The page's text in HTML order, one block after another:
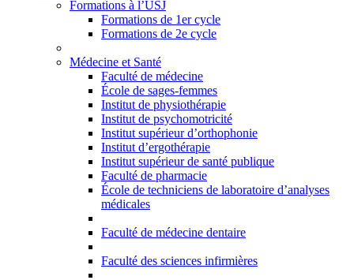
Formations à l’USJ
Formations de 1er cycle
Formations de 2e cycle
Médecine et Santé
Faculté de médecine
École de sages-femmes
Institut de physiothérapie
Institut de psychomotricité
Institut supérieur d’orthophonie
Institut d’ergothérapie
Institut supérieur de santé publique
Faculté de pharmacie
École de techniciens de laboratoire d’analyses
médicales
Faculté de médecine dentaire
Faculté des sciences infirmières